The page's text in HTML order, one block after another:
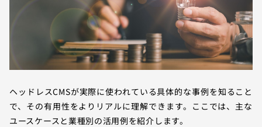
ヘッドレスCMSが実際に使われている具体的な事例を知ること
で、その有用性をよりリアルに理解できます。ここでは、主な
ユースケースと業種別の活用例を紹介します。